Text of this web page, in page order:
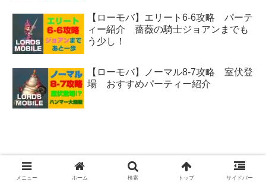
【ローモバ】エリート6-6攻略 パーテ
ィー紹介 薔薇の騎士ジョアンまでも
う少し！
【ローモバ】ノーマル8-7攻略 室伏登
場 おすすめパーティー紹介
Copyright © 2017-2026 FX攻略ブログ All Rights Reserved.
メニュー ホーム 検索 トップ サイドバー